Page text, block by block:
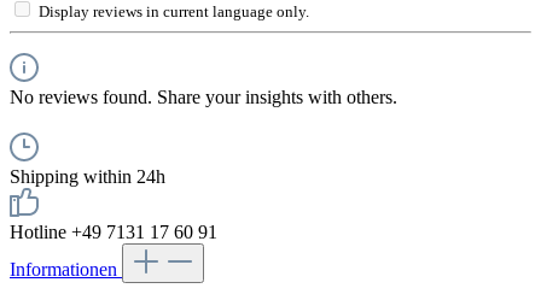
Display reviews in current language only.
No reviews found. Share your insights with others.
Shipping within 24h
Hotline +49 7131 17 60 91
Informationen